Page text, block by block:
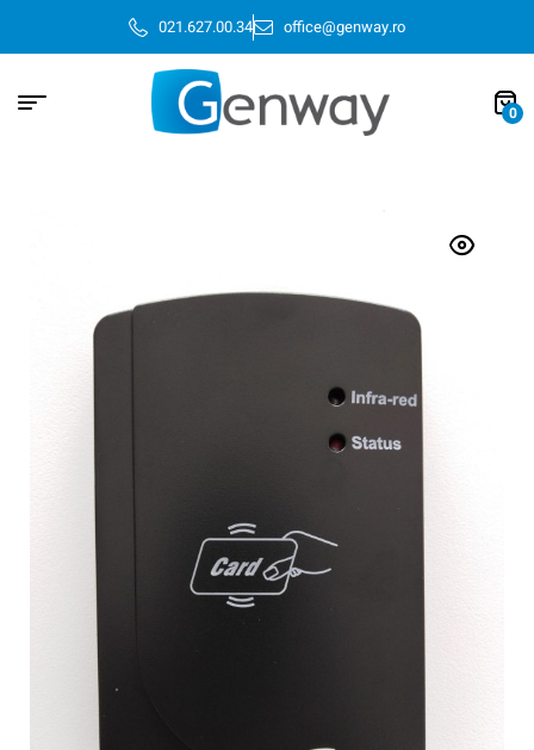
021.627.00.34 office@genway.ro
0